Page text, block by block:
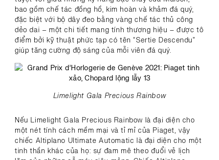
bao gồm chế tác đồng hồ, kim hoàn và khảm đá quý,
đặc biệt với bộ dây đeo bằng vàng chế tác thủ công
dẻo dai – một chi tiết mang tính thương hiệu – được tô
điểm bởi kỹ thuật phức tạp có tên “Sertie Descendu”
giúp tăng cường độ sáng của mỗi viên đá quý.
Limelight Gala Precious Rainbow
Nếu Limelight Gala Precious Rainbow là đại diện cho
một nét tính cách mềm mại và tỉ mỉ của Piaget, vậy
chiếc Altiplano Ultimate Automatic là đại diện cho một
tinh thần khác của họ: sự đam mê theo đuổi vẻ lịch